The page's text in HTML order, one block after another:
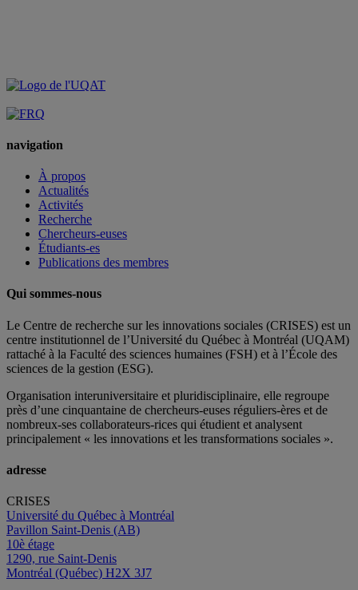
navigation
À propos
Actualités
Activités
Recherche
Chercheurs-euses
Étudiants-es
Publications des membres
Qui sommes-nous
Le Centre de recherche sur les innovations sociales (CRISES) est un
centre institutionnel de l’Université du Québec à Montréal (UQAM)
rattaché à la Faculté des sciences humaines (FSH) et à l’École des
sciences de la gestion (ESG).
Organisation interuniversitaire et pluridisciplinaire, elle regroupe
près d’une cinquantaine de chercheurs-euses réguliers-ères et de
nombreux-ses collaborateurs-rices qui étudient et analysent
principalement « les innovations et les transformations sociales ».
adresse
CRISES
Université du Québec à Montréal
Pavillon Saint-Denis (AB)
10è étage
1290, rue Saint-Denis
Montréal (Québec) H2X 3J7